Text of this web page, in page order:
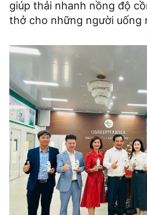
giúp thải nhanh nồng độ
thở cho những người uống